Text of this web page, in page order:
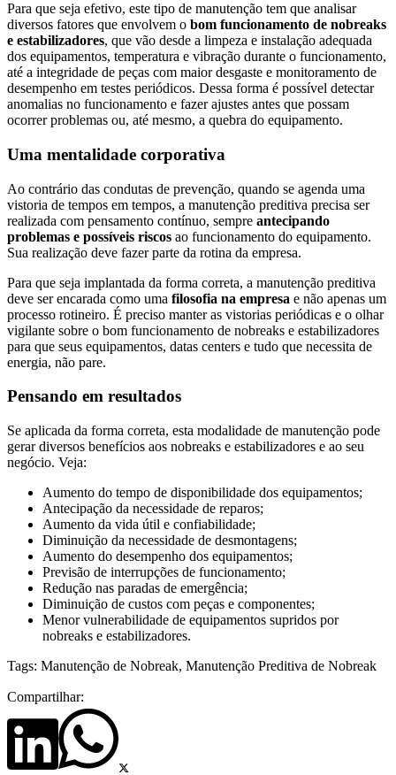
Para que seja efetivo, este tipo de manutenção tem que analisar
diversos fatores que envolvem o bom funcionamento de nobreaks
e estabilizadores, que vão desde a limpeza e instalação adequada
dos equipamentos, temperatura e vibração durante o funcionamento,
até a integridade de peças com maior desgaste e monitoramento de
desempenho em testes periódicos. Dessa forma é possível detectar
anomalias no funcionamento e fazer ajustes antes que possam
ocorrer problemas ou, até mesmo, a quebra do equipamento.
Uma mentalidade corporativa
Ao contrário das condutas de prevenção, quando se agenda uma
vistoria de tempos em tempos, a manutenção preditiva precisa ser
realizada com pensamento contínuo, sempre antecipando
problemas e possíveis riscos ao funcionamento do equipamento.
Sua realização deve fazer parte da rotina da empresa.
Para que seja implantada da forma correta, a manutenção preditiva
deve ser encarada como uma filosofia na empresa e não apenas um
processo rotineiro. É preciso manter as vistorias periódicas e o olhar
vigilante sobre o bom funcionamento de nobreaks e estabilizadores
para que seus equipamentos, datas centers e tudo que necessita de
energia, não pare.
Pensando em resultados
Se aplicada da forma correta, esta modalidade de manutenção pode
gerar diversos benefícios aos nobreaks e estabilizadores e ao seu
negócio. Veja:
Aumento do tempo de disponibilidade dos equipamentos;
Antecipação da necessidade de reparos;
Aumento da vida útil e confiabilidade;
Diminuição da necessidade de desmontagens;
Aumento do desempenho dos equipamentos;
Previsão de interrupções de funcionamento;
Redução nas paradas de emergência;
Diminuição de custos com peças e componentes;
Menor vulnerabilidade de equipamentos supridos por
nobreaks e estabilizadores.
Tags: Manutenção de Nobreak, Manutenção Preditiva de Nobreak
Compartilhar: